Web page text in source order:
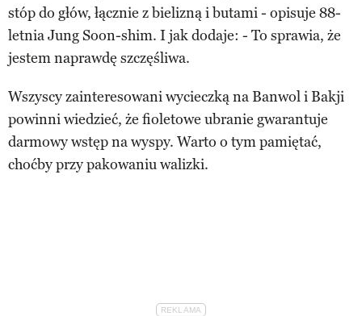
stóp do głów, łącznie z bielizną i butami - opisuje 88-
letnia Jung Soon-shim. I jak dodaje: - To sprawia, że
jestem naprawdę szczęśliwa.
Wszyscy zainteresowani wycieczką na Banwol i Bakji
powinni wiedzieć, że fioletowe ubranie gwarantuje
darmowy wstęp na wyspy. Warto o tym pamiętać,
choćby przy pakowaniu walizki.